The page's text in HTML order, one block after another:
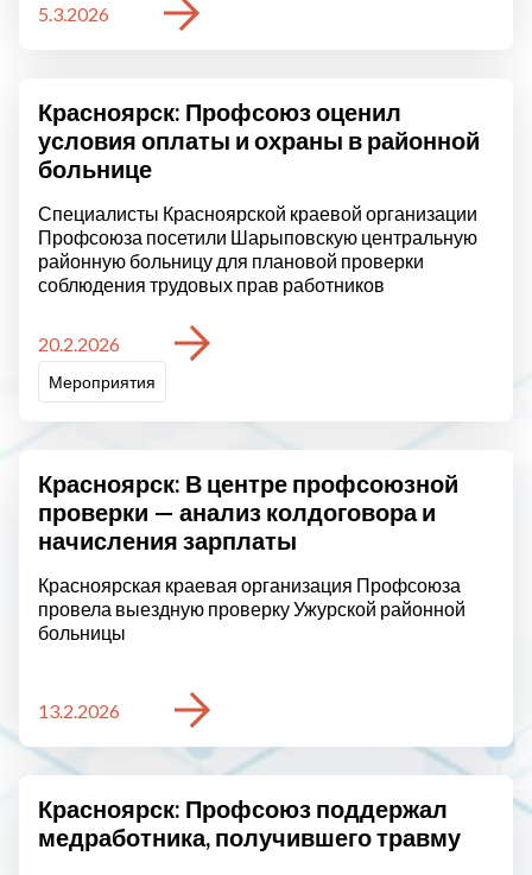
5.3.2026
Красноярск: Профсоюз оценил
условия оплаты и охраны в районной
больнице
Специалисты Красноярской краевой организации
Профсоюза посетили Шарыповскую центральную
районную больницу для плановой проверки
соблюдения трудовых прав работников
20.2.2026
Мероприятия
Красноярск: В центре профсоюзной
проверки — анализ колдоговора и
начисления зарплаты
Красноярская краевая организация Профсоюза
провела выездную проверку Ужурской районной
больницы
13.2.2026
Красноярск: Профсоюз поддержал
медработника, получившего травму